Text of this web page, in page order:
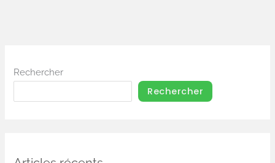
Rechercher
Rechercher